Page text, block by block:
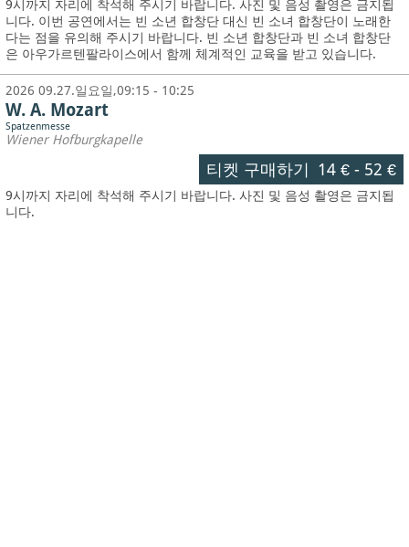
9시까지 자리에 착석해 주시기 바랍니다. 사진 및 음성 촬영은 금지됩
니다. 이번 공연에서는 빈 소년 합창단 대신 빈 소녀 합창단이 노래한
다는 점을 유의해 주시기 바랍니다. 빈 소년 합창단과 빈 소녀 합창단
은 아우가르텐팔라이스에서 함께 체계적인 교육을 받고 있습니다.
2026 09.27.일요일,09:15 - 10:25
W. A. Mozart
Spatzenmesse
Wiener Hofburgkapelle
티켓 구매하기 14 €- 52 €
9시까지 자리에 착석해 주시기 바랍니다. 사진 및 음성 촬영은 금지됩
니다.